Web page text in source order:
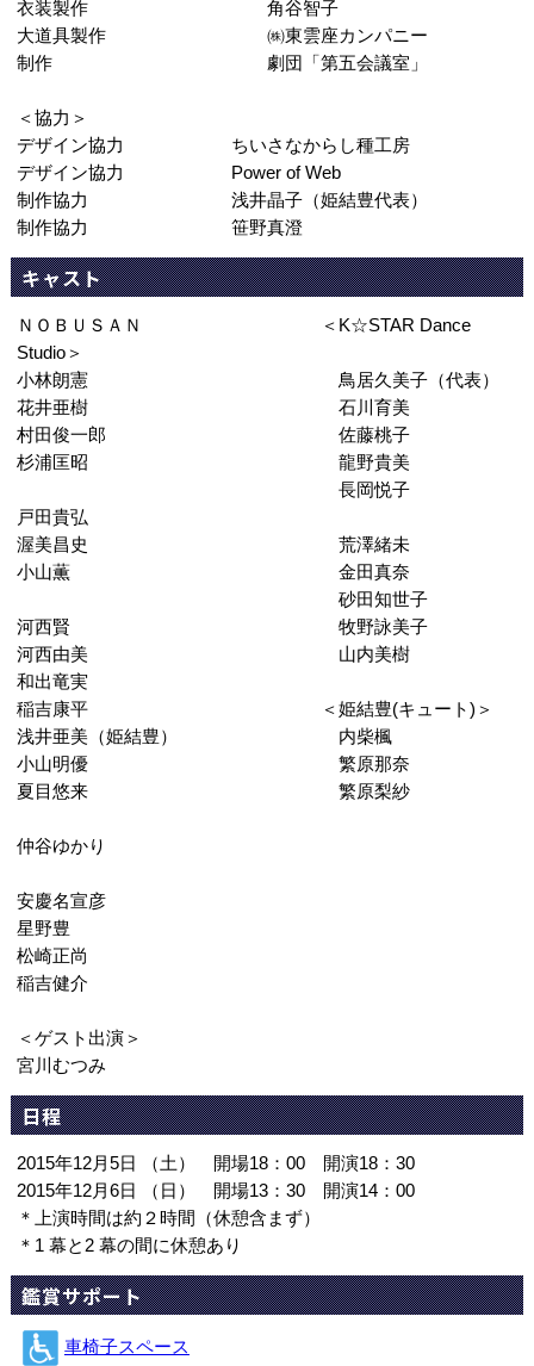
衣装製作 角谷智子
大道具製作 ㈱東雲座カンパニー
制作 劇団「第五会議室」
＜協力＞
デザイン協力 ちいさなからし種工房
デザイン協力 Power of Web
制作協力 浅井晶子（姫結豊代表）
制作協力 笹野真澄
キャスト
ＮＯＢＵＳＡＮ ＜K☆STAR Dance
Studio＞
小林朗憲 鳥居久美子（代表）
花井亜樹 石川育美
村田俊一郎 佐藤桃子
杉浦匡昭 龍野貴美
長岡悦子
戸田貴弘
渥美昌史 荒澤緒未
小山薫 金田真奈
砂田知世子
河西賢 牧野詠美子
河西由美 山内美樹
和出竜実
稲吉康平 ＜姫結豊(キュート)＞
浅井亜美（姫結豊） 内柴楓
小山明優 繁原那奈
夏目悠来 繁原梨紗
仲谷ゆかり
安慶名宣彦
星野豊
松崎正尚
稲吉健介
＜ゲスト出演＞
宮川むつみ
日程
2015年12月5日 （土） 開場18：00 開演18：30
2015年12月6日 （日） 開場13：30 開演14：00
＊上演時間は約２時間（休憩含まず）
＊1 幕と2 幕の間に休憩あり
鑑賞サポート
車椅子スペース